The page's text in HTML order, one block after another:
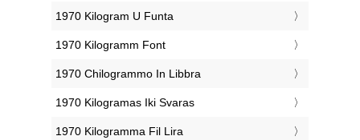
‎1970 Kilogram U Funta
‎1970 Kilogramm Font
‎1970 Chilogrammo In Libbra
‎1970 Kilogramas Iki Svaras
‎1970 Kilogramma Fil Lira